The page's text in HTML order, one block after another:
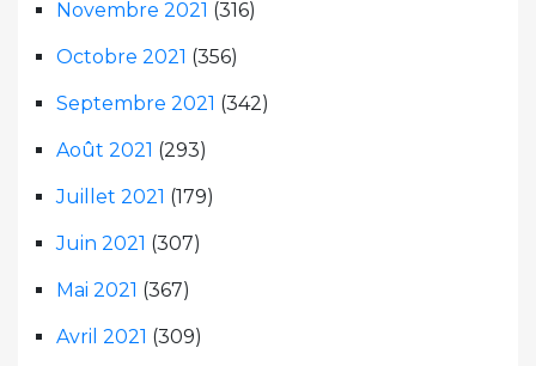
Novembre 2021 (316)
Octobre 2021 (356)
Septembre 2021 (342)
Août 2021 (293)
Juillet 2021 (179)
Juin 2021 (307)
Mai 2021 (367)
Avril 2021 (309)